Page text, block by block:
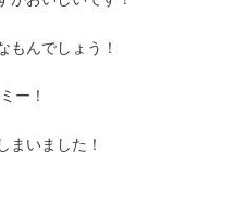
もんでしょう！
ー！
まいました！